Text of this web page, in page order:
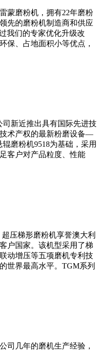
蒙磨粉机，拥有22年磨粉
先的磨粉机制造商和供应
我们的专家优化升级改
保、占地面积小等优点，
新近推出具有国际先进技
术产权的最新粉磨设备—
磨粉机9518为基础，采用
客户对产品粒度、性能
压梯形磨粉机享誉澳大利
户国家。该机型采用了梯
动增压等五项磨机专利技
世界最高水平。TGM系列
司几年的磨机生产经验，